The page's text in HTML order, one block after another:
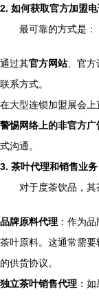
2. 如何获取官方加盟电
最可靠的方式是：
通过其官方网站、官方
联系方式。
在大型连锁加盟展会上
警惕网络上的非官方广
式沟通。
3. 茶叶代理和销售业务
对于度茶饮品，其
品牌原料代理 ：作为
茶叶原料。这通常需
的供货协议。
独立茶叶销售代理 ：